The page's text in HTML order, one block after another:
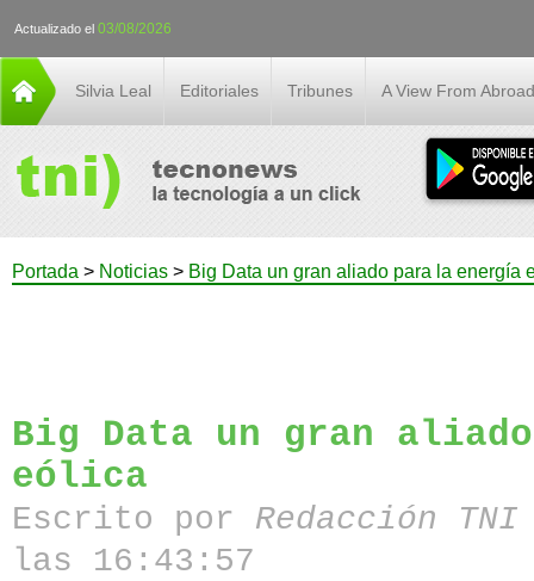
Actualizado el 03/08/2026
Silvia Leal Editoriales Tribunes A View From Abroad
Portada > Noticias > Big Data un gran aliado para la energía
Big Data un gran
eólica
Escrito por Redacción
las 16:43:57